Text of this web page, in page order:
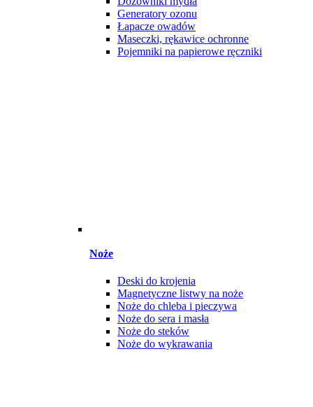
Generatory ozonu
Łapacze owadów
Maseczki, rękawice ochronne
Pojemniki na papierowe ręczniki
Noże
Deski do krojenia
Magnetyczne listwy na noże
Noże do chleba i pieczywa
Noże do sera i masła
Noże do steków
Noże do wykrawania